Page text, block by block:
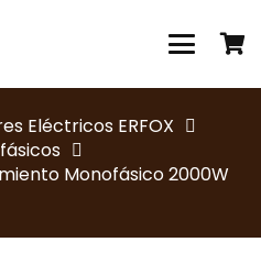
Eléctricos ERFOX
Monofásico 2000W